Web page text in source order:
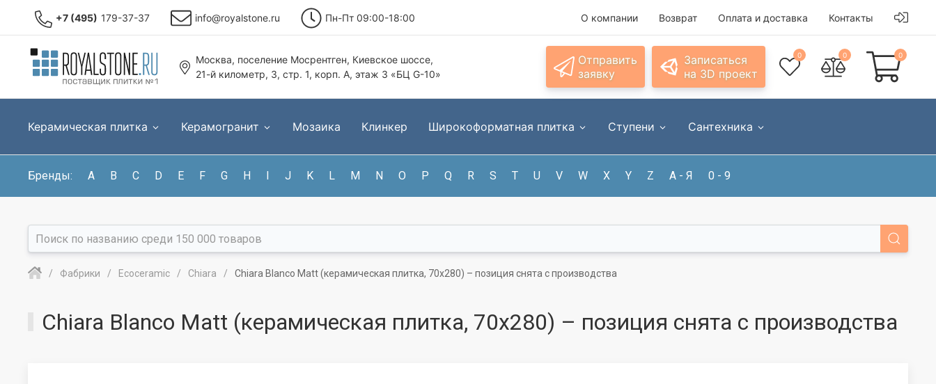
+7 (495) 179-37-37 info@royalstone.ru Пн-Пт 09:00-18:00 О компании Возврат Оплата и доставка Контакты
Москва, поселение Мосрентген, Киевское шоссе,
21-й километр, 3, стр. 1, корп. А, этаж 3 «БЦ G-10»
Отправить
заявку
Записаться
на 3D проект
0 0 0
Керамическая плитка Керамогранит Мозаика Клинкер Широкоформатная плитка Ступени Сантехника
Бренды: A B C D E F G H I J K L M N O P Q R S T U V W X Y Z А - Я 0 - 9
Фабрики Ecoceramic Chiara Chiara Blanco Matt (керамическая плитка, 70x280) – позиция снята с производства
Chiara Blanco Matt (керамическая плитка, 70x280) – позиция снята с производства